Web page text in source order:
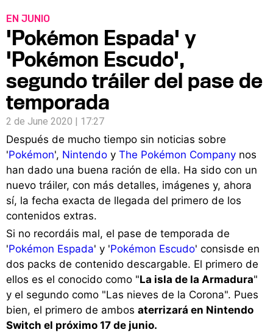
EN JUNIO
'Pokémon Espada' y
'Pokémon Escudo',
segundo tráiler del pase de
temporada
2 de June 2020 | 17:27
Después de mucho tiempo sin noticias sobre
'Pokémon', Nintendo y The Pokémon Company nos
han dado una buena ración de ella. Ha sido con un
nuevo tráiler, con más detalles, imágenes y, ahora
sí, la fecha exacta de llegada del primero de los
contenidos extras.
Si no recordáis mal, el pase de temporada de
'Pokémon Espada' y 'Pokémon Escudo' consisde en
dos packs de contenido descargable. El primero de
ellos es el conocido como "La isla de la Armadura"
y el segundo como "Las nieves de la Corona". Pues
bien, el primero de ambos aterrizará en Nintendo
Switch el próximo 17 de junio.